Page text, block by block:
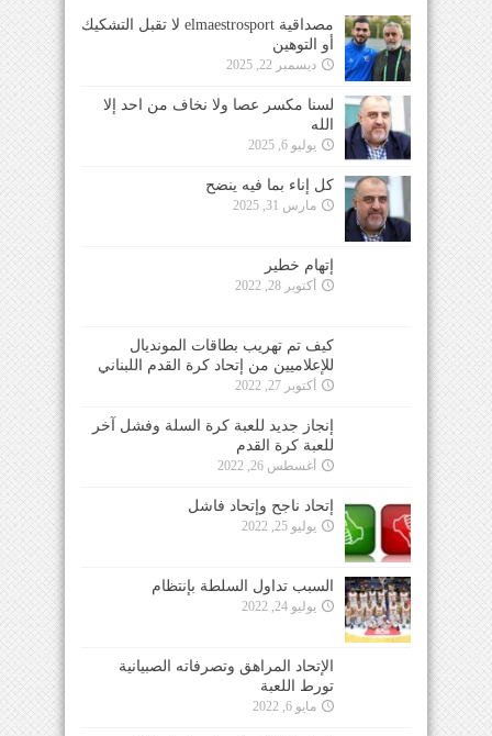
مصداقية elmaestrosport لا تقبل التشكيك
أو التوهين
ديسمبر 22, 2025
لسنا مكسر عصا ولا نخاف من احد إلا
الله
يوليو 6, 2025
كل إناء بما فيه ينضح
مارس 31, 2025
إتهام خطير
أكتوبر 28, 2022
كيف تم تهريب بطاقات المونديال
للإعلاميين من إتحاد كرة القدم اللبناني
أكتوبر 27, 2022
إنجاز جديد للعبة كرة السلة وفشل آخر
للعبة كرة القدم
أغسطس 26, 2022
إتحاد ناجح وإتحاد فاشل
يوليو 25, 2022
السبب تداول السلطة بإنتظام
يوليو 24, 2022
الإتحاد المراهق وتصرفاته الصبيانية
تورط اللعبة
مايو 6, 2022